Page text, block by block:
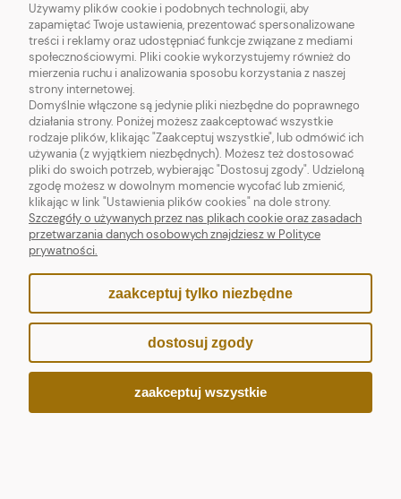
Obraz Seria Struktura / Untitled
No. 06.23
Używamy plików cookie i podobnych technologii, aby
zapamiętać Twoje ustawienia, prezentować spersonalizowane
treści i reklamy oraz udostępniać funkcje związane z mediami
społecznościowymi. Pliki cookie wykorzystujemy również do
mierzenia ruchu i analizowania sposobu korzystania z naszej
strony internetowej.
Domyślnie włączone są jedynie pliki niezbędne do poprawnego
działania strony. Poniżej możesz zaakceptować wszystkie
rodzaje plików, klikając "Zaakceptuj wszystkie", lub odmówić ich
używania (z wyjątkiem niezbędnych). Możesz też dostosować
pliki do swoich potrzeb, wybierając "Dostosuj zgody". Udzieloną
zgodę możesz w dowolnym momencie wycofać lub zmienić,
klikając w link "Ustawienia plików cookies" na dole strony.
Szczegóły o używanych przez nas plikach cookie oraz zasadach
przetwarzania danych osobowych znajdziesz w Polityce
prywatności.
zaakceptuj tylko niezbędne
dostosuj zgody
zaakceptuj wszystkie